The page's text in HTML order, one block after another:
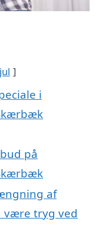
i
på
af
være tryg ved